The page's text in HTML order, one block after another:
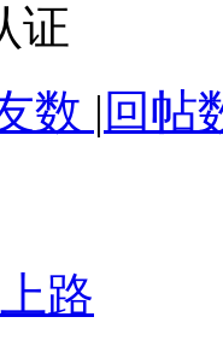
证
数 | 回帖
路